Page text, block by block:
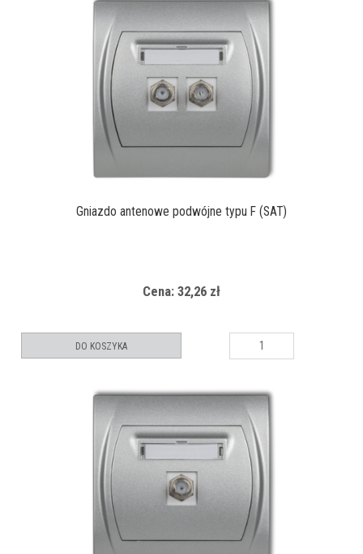
Gniazdo antenowe podwójne typu F (SAT)
Cena: 32,26 zł
DO KOSZYKA